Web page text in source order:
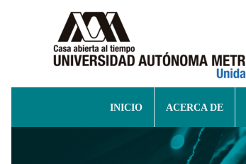
INICIO ACERCA DE